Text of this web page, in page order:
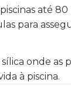
até
para
onde
à piscina.